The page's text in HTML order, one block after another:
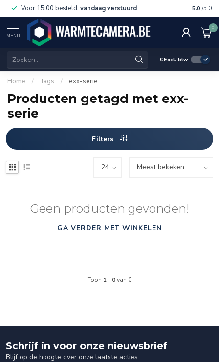
Voor 15:00 besteld, vandaag verstuurd Gratis
5.0 /5.0
MENU
0
€Excl. btw
Home / Tags / exx-serie
Producten getagd met exx-
serie
Filters
Geen producten gevonden!
GA VERDER MET WINKELEN
Toon 1 - 0van 0
Schrijf in voor onze nieuwsbrief
Blijf op de hoogte over onze laatste acties